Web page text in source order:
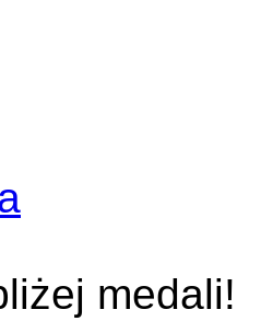
medali!